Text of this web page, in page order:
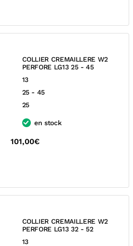
COLLIER CREMAILLERE W2
PERFORE LG13 25 - 45
13
25 - 45
25
en stock
101,00€
COLLIER CREMAILLERE W2
PERFORE LG13 32 - 52
13